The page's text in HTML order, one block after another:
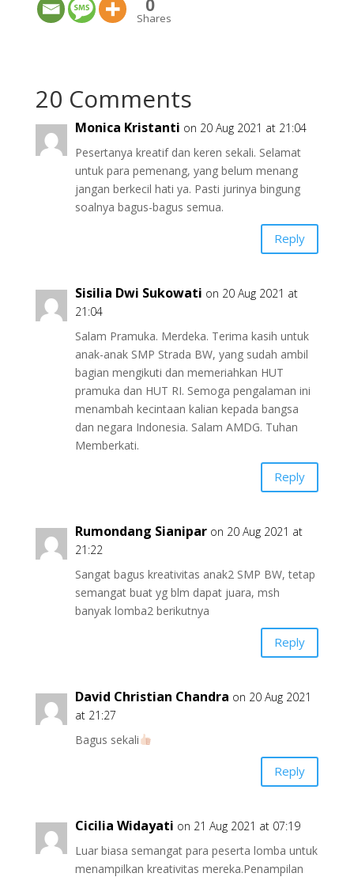
0
Shares
20 Comments
Monica Kristanti on 20 Aug 2021 at 21:04
Pesertanya kreatif dan keren sekali. Selamat
untuk para pemenang, yang belum menang
jangan berkecil hati ya. Pasti jurinya bingung
soalnya bagus-bagus semua.
Reply
Sisilia Dwi Sukowati on 20 Aug 2021 at
21:04
Salam Pramuka. Merdeka. Terima kasih untuk
anak-anak SMP Strada BW, yang sudah ambil
bagian mengikuti dan memeriahkan HUT
pramuka dan HUT RI. Semoga pengalaman ini
menambah kecintaan kalian kepada bangsa
dan negara Indonesia. Salam AMDG. Tuhan
Memberkati.
Reply
Rumondang Sianipar on 20 Aug 2021 at
21:22
Sangat bagus kreativitas anak2 SMP BW, tetap
semangat buat yg blm dapat juara, msh
banyak lomba2 berikutnya
Reply
David Christian Chandra on 20 Aug 2021
at 21:27
Bagus sekali
Reply
Cicilia Widayati on 21 Aug 2021 at 07:19
Luar biasa semangat para peserta lomba untuk
menampilkan kreativitas mereka.Penampilan